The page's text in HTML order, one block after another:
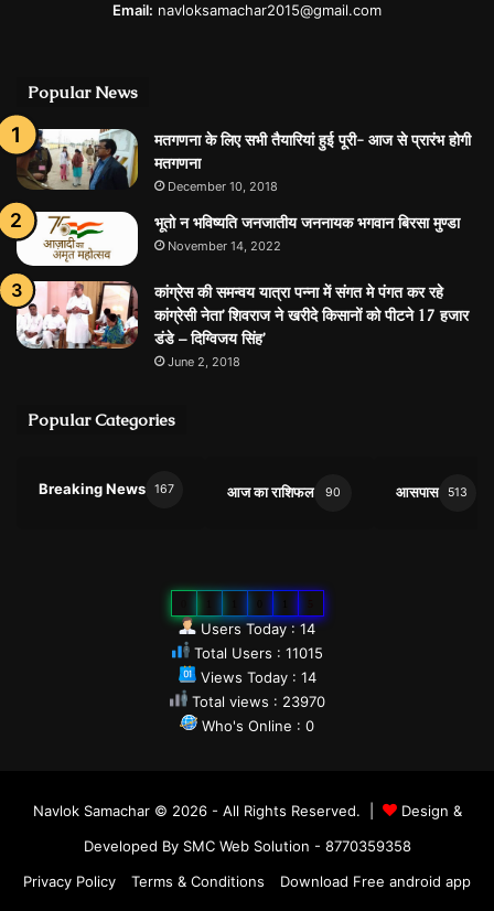
Email: navloksamachar2015@gmail.com
Popular News
मतगणना के लिए सभी तैयारियां हुई पूरी- आज से प्रारंभ होगी
मतगणना
December 10, 2018
भूतो न भविष्यति जनजातीय जननायक भगवान बिरसा मुण्डा
November 14, 2022
कांग्रेस की समन्वय यात्रा पन्ना में संगत मे पंगत कर रहे
कांग्रेसी नेता’ शिवराज ने खरीदे किसानों को पीटने 17 हजार
डंडे – दिग्विजय सिंह’
June 2, 2018
Popular Categories
Breaking News 167 आज का राशिफल 90 आसपास 513
Users Today : 14
Total Users : 11015
Views Today : 14
Total views : 23970
Who's Online : 0
Navlok Samachar © 2026 - All Rights Reserved. |
Design &
Developed By SMC Web Solution - 8770359358
Privacy Policy
Terms & Conditions Download Free android app